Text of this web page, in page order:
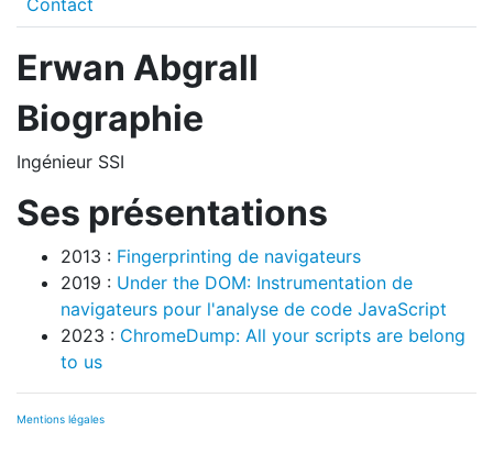
Contact
Erwan Abgrall
Biographie
Ingénieur SSI
Ses présentations
2013 : Fingerprinting de navigateurs
2019 : Under the DOM: Instrumentation de
navigateurs pour l'analyse de code JavaScript
2023 : ChromeDump: All your scripts are belong
to us
Mentions légales